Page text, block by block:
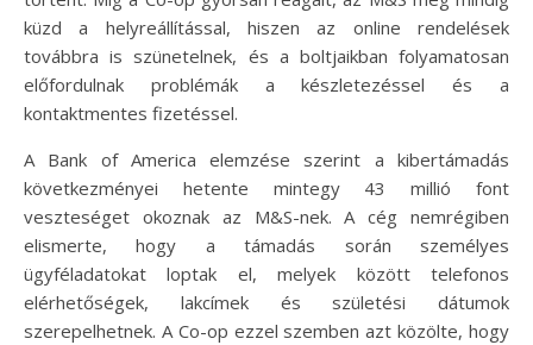
küzd a helyreállítással, hiszen az online rendelések
továbbra is szünetelnek, és a boltjaikban folyamatosan
előfordulnak problémák a készletezéssel és a
kontaktmentes fizetéssel.
A Bank of America elemzése szerint a kibertámadás
következményei hetente mintegy 43 millió font
veszteséget okoznak az M&S-nek. A cég nemrégiben
elismerte, hogy a támadás során személyes
ügyféladatokat loptak el, melyek között telefonos
elérhetőségek, lakcímek és születési dátumok
szerepelhetnek. A Co-op ezzel szemben azt közölte, hogy